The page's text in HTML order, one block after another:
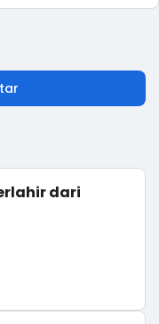
Mau Dengar
dari